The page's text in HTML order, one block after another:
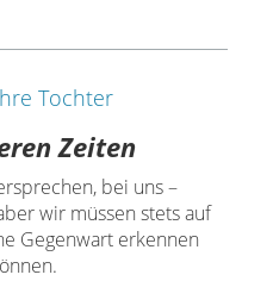
Zeiten
bei uns –
wir müssen stets auf
Gegenwart erkennen